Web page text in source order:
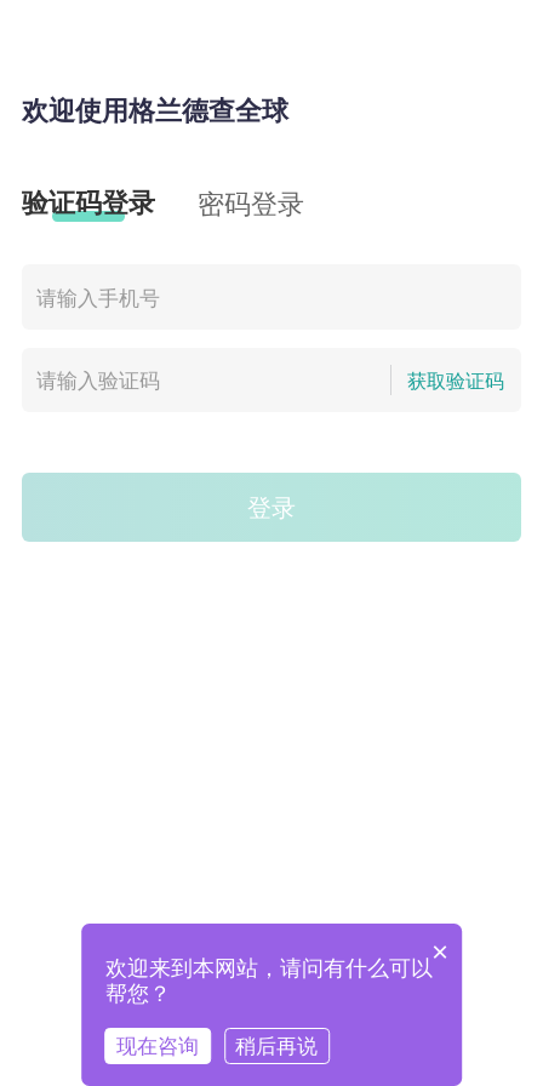
欢迎使用格兰德查全球
验证码登录 密码登录
获取验证码
登录
登录即表示已阅读并同意《格兰德官网用户协议》
×
欢迎来到本网站，请问有什么可以
帮您？
现在咨询 稍后再说